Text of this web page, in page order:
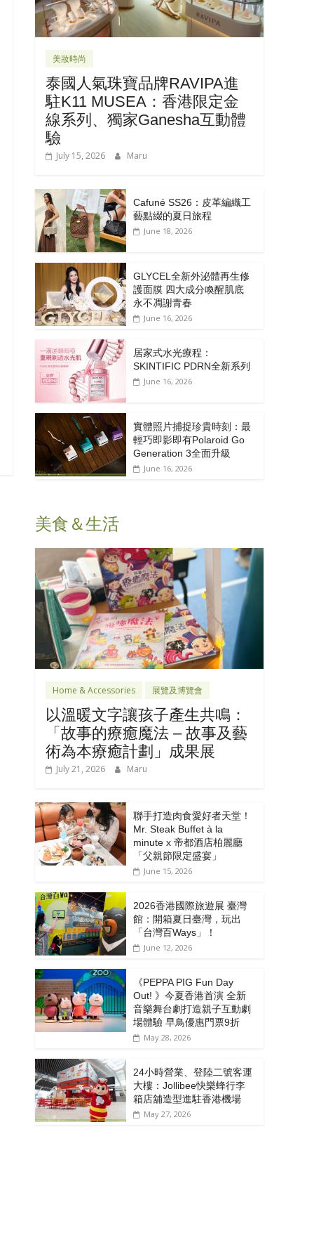
美妝時尚
泰國人氣珠寶品牌RAVIPA進
駐K11 MUSEA：香港限定金
線系列、獨家Ganesha互動體
驗
July 15, 2026 Maru
Cafuné SS26：皮革編織工
藝點綴的夏日旅程
June 18, 2026
GLYCEL全新外泌體再生修
護面膜 四大成分喚醒肌底
永不凋謝青春
June 16, 2026
居家式水光療程：
SKINTIFIC PDRN全新系列
June 16, 2026
實體照片捕捉珍貴時刻：最
輕巧即影即有Polaroid Go
Generation 3全面升級
June 16, 2026
美食＆生活
Home & Accessories 展覽及博覽會
以溫暖文字讓孩子產生共鳴：
「故事的療癒魔法 – 故事及藝
術為本療癒計劃」成果展
July 21, 2026 Maru
聯手打造肉食愛好者天堂！
Mr. Steak Buffet à la
minute x 帝都酒店柏麗廳
「⽗親節限定盛宴」
June 15, 2026
2026香港國際旅遊展 臺灣
館：開箱夏日臺灣，玩出
「台灣百Ways」！
June 12, 2026
《PEPPA PIG Fun Day
Out! 》今夏香港首演 全新
音樂舞台劇打造親子互動劇
場體驗 早鳥優惠門票9折
May 28, 2026
24小時營業、登陸二號客運
大樓：Jollibee快樂蜂行李
箱店舖造型進駐香港機場
May 27, 2026